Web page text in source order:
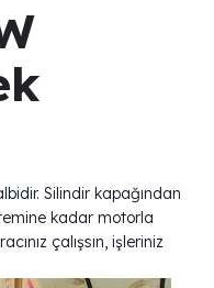
Silindir kapağından
kadar motorla
çalışsın, işleriniz